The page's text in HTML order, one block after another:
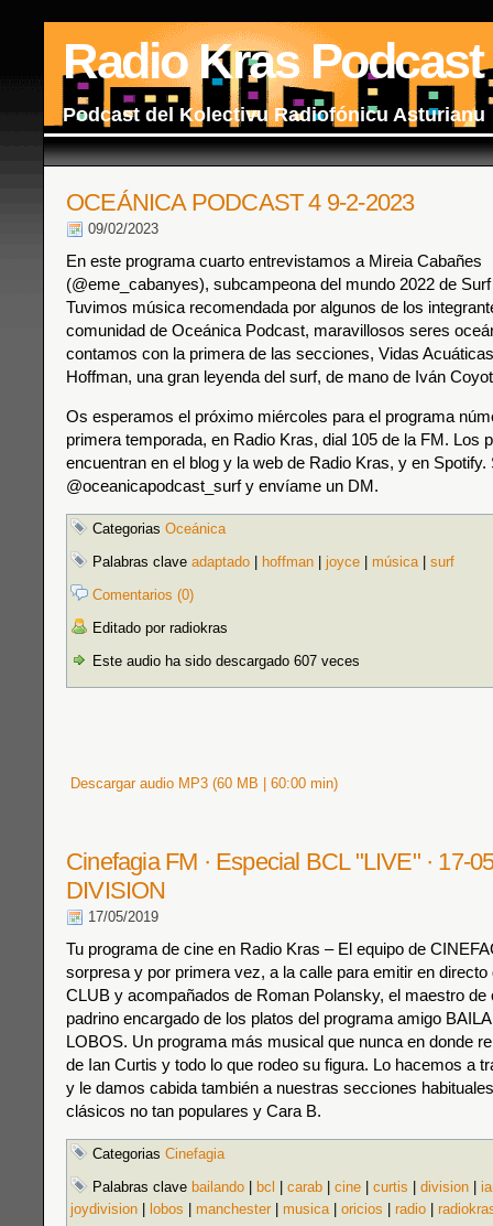
Radio Kras Podcast
Podcast del Kolectivu Radiofónicu Asturianu
OCEÁNICA PODCAST 4 9-2-2023
09/02/2023
En este programa cuarto entrevistamos a Mireia Cabañes
(@eme_cabanyes), subcampeona del mundo 2022 de
Tuvimos música recomendada por algunos de los
comunidad de Oceánica Podcast, maravillosos seres
contamos con la primera de las secciones, Vidas
Hoffman, una gran leyenda del surf, de mano de Iván
Os esperamos el próximo miércoles para el programa
primera temporada, en Radio Kras, dial 105 de la FM. Los
encuentran en el blog y la web de Radio Kras, y en
@oceanicapodcast_surf y envíame un DM.
Categorias Oceánica
Palabras clave adaptado hoffman joyce música| surf
Comentarios (0)
Editado por radiokras
Este audio ha sido descargado 607 veces
Descargar audio MP3 (60 MB | 60:00 min)
Cinefagia FM · Especial BCL "LIVE" · 17-
DIVISION
17/05/2019
Tu programa de cine en Radio Kras – El equipo de
sorpresa y por primera vez, a la calle para emitir en directo
CLUB y acompañados de Roman Polansky, el maestro de
padrino encargado de los platos del programa amigo
LOBOS. Un programa más musical que nunca en donde
de Ian Curtis y todo lo que rodeo su figura. Lo hacemos a
y le damos cabida también a nuestras secciones
clásicos no tan populares y Cara B.
Categorias Cinefagia
Palabras clave bailando bcl carab cine curtis division
joydivision
lobos manchester musica| oricios radio